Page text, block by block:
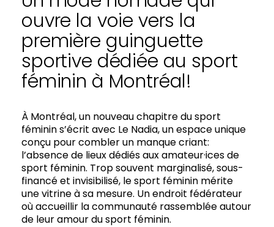
ouvre la voie vers la
première guinguette
sportive dédiée au sport
féminin à Montréal!
À Montréal, un nouveau chapitre du sport
féminin s’écrit avec Le Nadia, un espace unique
conçu pour combler un manque criant:
l’absence de lieux dédiés aux amateur·ices de
sport féminin. Trop souvent marginalisé, sous-
financé et invisibilisé, le sport féminin mérite
une vitrine à sa mesure. Un endroit fédérateur
où accueillir la communauté rassemblée autour
de leur amour du sport féminin.